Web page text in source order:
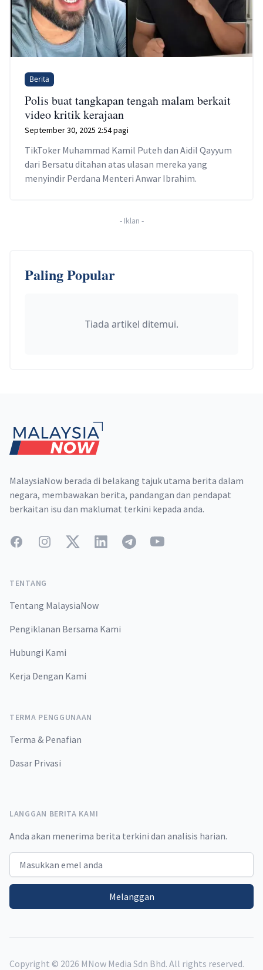
Berita
Polis buat tangkapan tengah malam berkait
video kritik kerajaan
September 30, 2025 2:54 pagi
TikToker Muhammad Kamil Puteh dan Aidil Qayyum
dari Bersatu ditahan atas ulasan mereka yang
menyindir Perdana Menteri Anwar Ibrahim.
- Iklan -
Paling Popular
Tiada artikel ditemui.
MalaysiaNow berada di belakang tajuk utama berita dalam
negara, membawakan berita, pandangan dan pendapat
berkaitan isu dan maklumat terkini kepada anda.
FacebookInstagramTwitterLinkedInTelegramYouTube
TENTANG
Tentang MalaysiaNow
Pengiklanan Bersama Kami
Hubungi Kami
Kerja Dengan Kami
TERMA PENGGUNAAN
Terma & Penafian
Dasar Privasi
LANGGAN BERITA KAMI
Anda akan menerima berita terkini dan analisis harian.
Email address
Melanggan
Copyright © 2026 MNow Media Sdn Bhd. All rights reserved.